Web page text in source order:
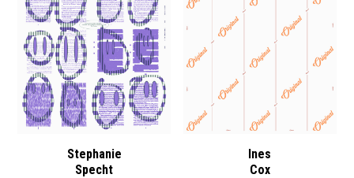
Stephanie
Specht
Ines
Cox